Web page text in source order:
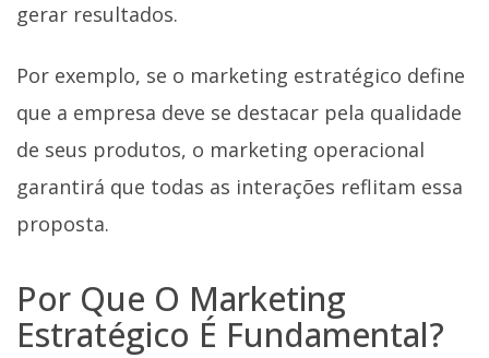
gerar resultados.
Por exemplo, se o marketing estratégico define
que a empresa deve se destacar pela qualidade
de seus produtos, o marketing operacional
garantirá que todas as interações reflitam essa
proposta.
Por Que O Marketing
Estratégico É Fundamental?